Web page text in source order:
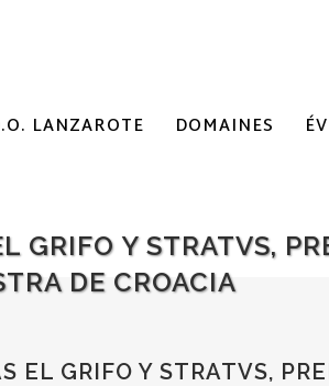
LANZAROTE DOMAINES
GRIFO Y STRATVS,
DE CROACIA
EL GRIFO Y STRATVS,